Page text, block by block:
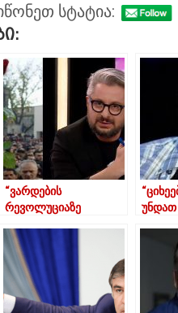
სტატია:
“ვარდების
რევოლუციაზე
ისტორიული მოვლენა
შეიძლება იშვას“ –
გვარამია